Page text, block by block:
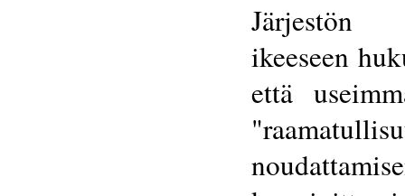
Järjestön
ikeeseen
että